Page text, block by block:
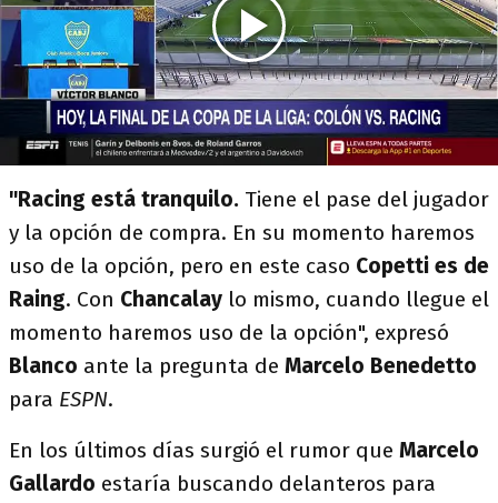
"Racing está tranquilo. Tiene el pase del jugador
y la opción de compra. En su momento haremos
uso de la opción, pero en este caso Copetti es de
Raing. Con Chancalay lo mismo, cuando llegue el
momento haremos uso de la opción", expresó
Blanco ante la pregunta de Marcelo Benedetto
para ESPN.
En los últimos días surgió el rumor que Marcelo
Gallardo estaría buscando delanteros para